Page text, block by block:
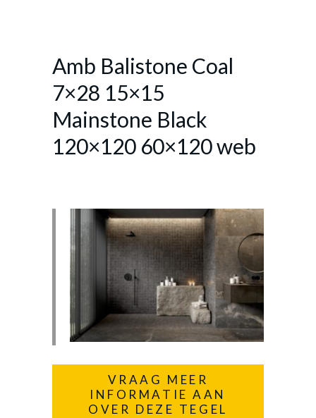
Amb Balistone Coal
7×28 15×15
Mainstone Black
120×120 60×120 web
VRAAG MEER
INFORMATIE AAN
OVER DEZE TEGEL